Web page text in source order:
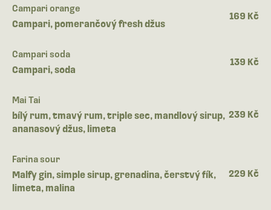
Campari orange
Campari, pomerančový fresh džus
169 Kč
Campari soda
Campari, soda
139 Kč
Mai Tai
bílý rum, tmavý rum, triple sec, mandlový sirup,
ananasový džus, limeta
239 Kč
Farina sour
Malfy gin, simple sirup, grenadina, čerstvý fík,
limeta, malina
229 Kč